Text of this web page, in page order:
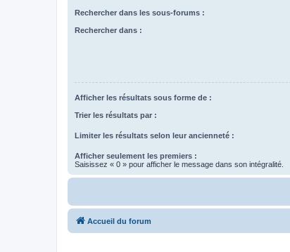
Rechercher dans les sous-forums :
Rechercher dans :
Afficher les résultats sous forme de :
Trier les résultats par :
Limiter les résultats selon leur ancienneté :
Afficher seulement les premiers :
Saisissez « 0 » pour afficher le message dans son intégralité.
Accueil du forum